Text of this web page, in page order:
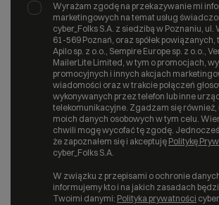
Wyrażam zgodę na przekazywanie mi
marketingowych na temat usług
cyber_Folks S.A. z siedzibą w Poznaniu,
61-569 Poznań, oraz spółek powiązanych,
Apilo sp. z o.o., Sempire Europe sp. z o.o.,
MailerLite Limited, w tym o promocjach,
promocyjnych i innych akcjach
wiadomości oraz w trakcie połączeń
wykonywanych przez telefon lub inne
telekomunikacyjne. Zgadzam się
moich danych osobowych w tym celu.
chwili mogę wycofać tę zgodę.
że zapoznałem się i akceptuję Politykę
cyber_Folks S.A.
W związku z przepisami o ochronie
informujemy kto i na jakich zasadach
Twoimi danymi: Polityka prywatności